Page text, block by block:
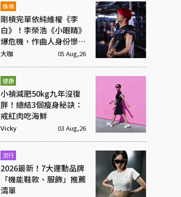
娛樂
剛槓完單依純維權《李
白》！李榮浩《小眼睛》
爆危機，作曲人身份慘遭
抹去
大咖 05 Aug,26
健康
小禎減肥50kg九年沒復
胖！總結3個瘦身秘訣：
戒紅肉吃海鮮
Vicky 03 Aug,26
流行
2026最新！7大運動品牌
「機能鞋款、服飾」推薦
清單